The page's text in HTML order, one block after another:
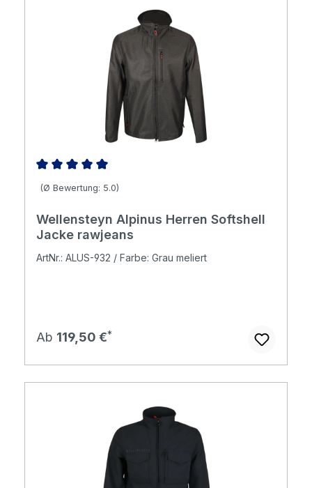
Durchschnittliche Bewertung von 5 von 5 Sternen
(Ø Bewertung: 5.0)
Wellensteyn Alpinus Herren Softshell
Jacke rawjeans
ArtNr.: ALUS-932 / Farbe: Grau meliert
Regulärer Preis:
Ab 119,50 €